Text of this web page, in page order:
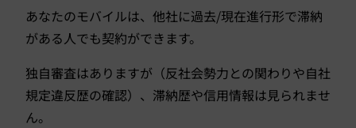
あなたのモバイルは、他社に過去/現在進行形で滞納
がある人でも契約ができます。
独自審査はありますが（反社会勢力との関わりや自社
規定違反歴の確認）、滞納歴や信用情報は見られませ
ん。